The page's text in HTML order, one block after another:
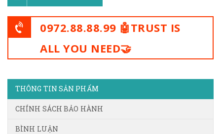
0972.88.88.99 🤖TRUST IS
ALL YOU NEED🤝
THÔNG TIN SẢN PHẨM
CHÍNH SÁCH BẢO HÀNH
BÌNH LUẬN